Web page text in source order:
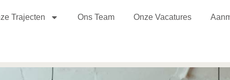
Trajecten Ons Team Onze Vacatures